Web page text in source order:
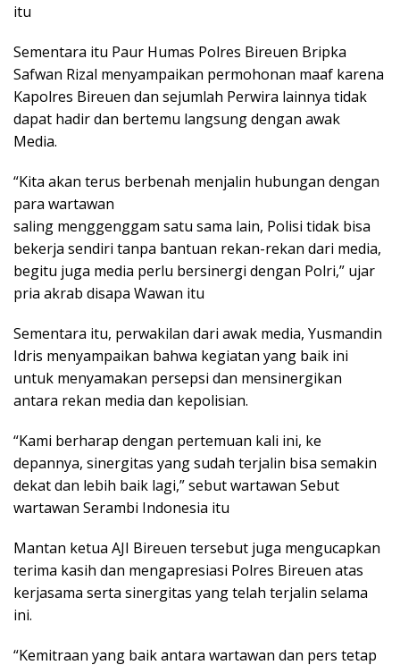
itu
Sementara itu Paur Humas Polres Bireuen Bripka
Safwan Rizal menyampaikan permohonan maaf karena
Kapolres Bireuen dan sejumlah Perwira lainnya tidak
dapat hadir dan bertemu langsung dengan awak
Media.
“Kita akan terus berbenah menjalin hubungan dengan
para wartawan
saling menggenggam satu sama lain, Polisi tidak bisa
bekerja sendiri tanpa bantuan rekan-rekan dari media,
begitu juga media perlu bersinergi dengan Polri,” ujar
pria akrab disapa Wawan itu
Sementara itu, perwakilan dari awak media, Yusmandin
Idris menyampaikan bahwa kegiatan yang baik ini
untuk menyamakan persepsi dan mensinergikan
antara rekan media dan kepolisian.
“Kami berharap dengan pertemuan kali ini, ke
depannya, sinergitas yang sudah terjalin bisa semakin
dekat dan lebih baik lagi,” sebut wartawan Sebut
wartawan Serambi Indonesia itu
Mantan ketua AJI Bireuen tersebut juga mengucapkan
terima kasih dan mengapresiasi Polres Bireuen atas
kerjasama serta sinergitas yang telah terjalin selama
ini.
“Kemitraan yang baik antara wartawan dan pers tetap